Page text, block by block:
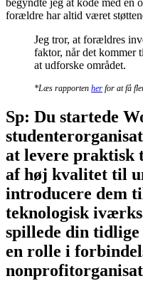
forældre har altid været
Jeg tror, at forældres
faktor, når det kommer
at udforske området.
*Læs rapporten her for at få
Sp: Du startede
at levere praktisk
af høj kvalitet til
introducere dem
teknologisk
spillede din
en rolle i